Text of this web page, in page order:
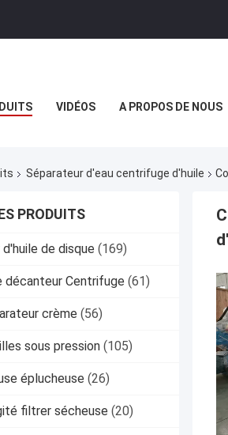
VIDÉOS A PROPOS DE NOUS
Séparateur d'eau centrifuge d'huile
PRODUITS
de disque (169)
décanteur Centrifuge (61)
crème (56)
sous pression (105)
éplucheuse (26)
filtrer sécheuse (20)